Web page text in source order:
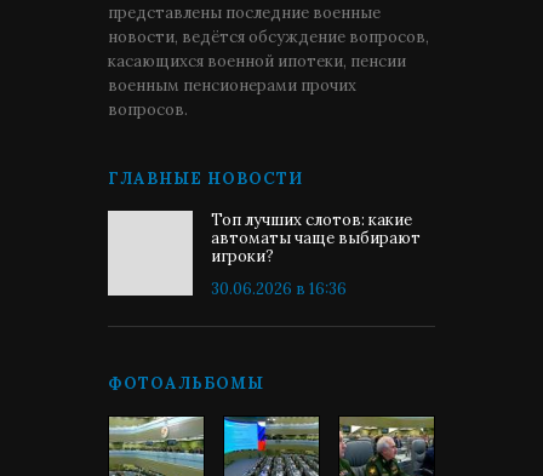
представлены последние военные
новости, ведётся обсуждение вопросов,
касающихся военной ипотеки, пенсии
военным пенсионерами прочих
вопросов.
ГЛАВНЫЕ НОВОСТИ
Топ лучших слотов: какие
автоматы чаще выбирают
игроки?
30.06.2026 в 16:36
ФОТОАЛЬБОМЫ